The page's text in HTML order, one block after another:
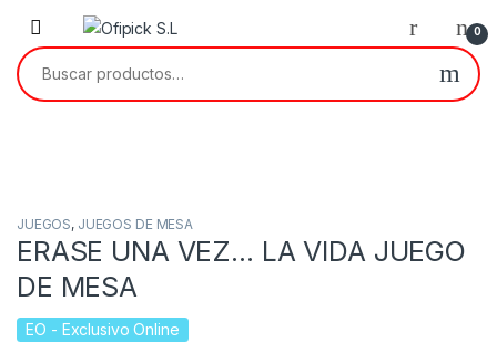
Skip to navigation
Skip to content
0
Buscar por:
JUEGOS, JUEGOS DE MESA
ERASE UNA VEZ… LA VIDA JUEGO
DE MESA
EO - Exclusivo Online